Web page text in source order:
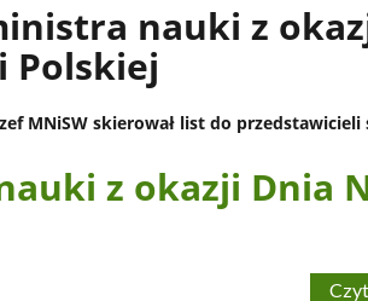
nauki z
Polskiej
MNiSW skierował list do
z okazji Dnia